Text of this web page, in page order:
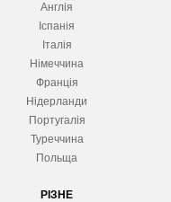
Англія
Іспанія
Італія
Німеччина
Франція
Нідерланди
Португалія
Туреччина
Польща
РІЗНЕ